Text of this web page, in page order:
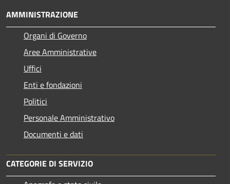
AMMINISTRAZIONE
Organi di Governo
Aree Amministrative
Uffici
Enti e fondazioni
Politici
Personale Amministrativo
Documenti e dati
CATEGORIE DI SERVIZIO